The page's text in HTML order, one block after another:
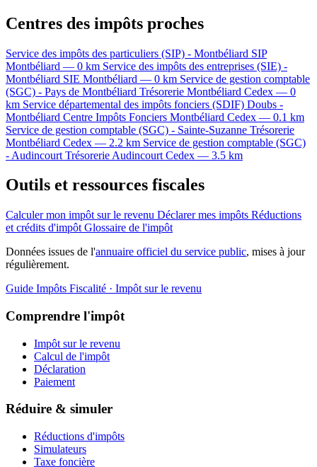
Centres des impôts proches
Service des impôts des particuliers (SIP) - Montbéliard SIP
Montbéliard — 0 km Service des impôts des entreprises (SIE) -
Montbéliard SIE Montbéliard — 0 km Service de gestion comptable
(SGC) - Pays de Montbéliard Trésorerie Montbéliard Cedex — 0
km Service départemental des impôts fonciers (SDIF) Doubs -
Montbéliard Centre Impôts Fonciers Montbéliard Cedex — 0.1 km
Service de gestion comptable (SGC) - Sainte-Suzanne Trésorerie
Montbéliard Cedex — 2.2 km Service de gestion comptable (SGC)
- Audincourt Trésorerie Audincourt Cedex — 3.5 km
Outils et ressources fiscales
Calculer mon impôt sur le revenu Déclarer mes impôts Réductions
et crédits d'impôt Glossaire de l'impôt
Données issues de l'annuaire officiel du service public, mises à jour
régulièrement.
Guide Impôts Fiscalité · Impôt sur le revenu
Comprendre l'impôt
Impôt sur le revenu
Calcul de l'impôt
Déclaration
Paiement
Réduire & simuler
Réductions d'impôts
Simulateurs
Taxe foncière